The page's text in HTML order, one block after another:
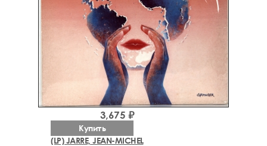
(LP) JARRE, JEAN-MICHEL
3,675 ₽
Купить